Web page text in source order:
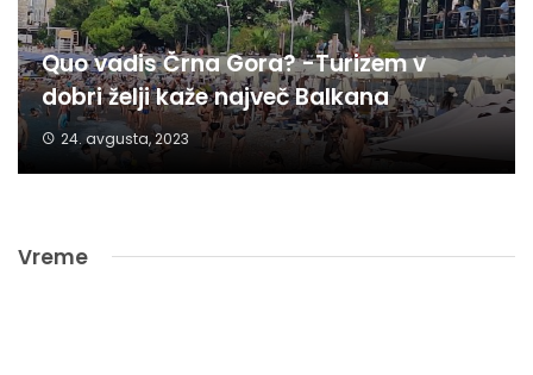
Quo vadis Črna Gora? -Turizem v
dobri želji kaže največ Balkana
24. avgusta, 2023
Vreme